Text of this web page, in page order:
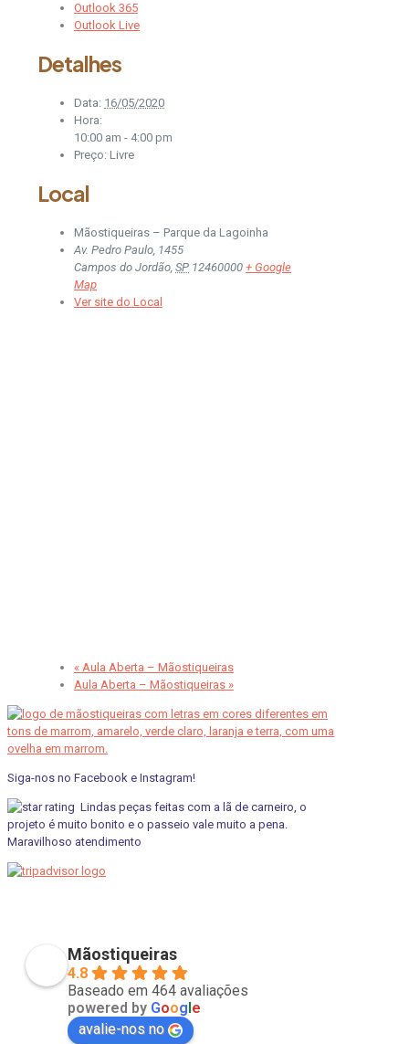
Outlook 365
Outlook Live
Detalhes
Data: 16/05/2020
Hora:
10:00 am - 4:00 pm
Preço: Livre
Local
Mãostiqueiras – Parque da Lagoinha
Av. Pedro Paulo, 1455
Campos do Jordão, SP 12460000 + Google
Map
Ver site do Local
« Aula Aberta – Mãostiqueiras
Aula Aberta – Mãostiqueiras »
Siga-nos no Facebook e Instagram!
Lindas peças feitas com a lã de carneiro, o
projeto é muito bonito e o passeio vale muito a pena.
Maravilhoso atendimento
Mãostiqueiras
4.8
Baseado em 464 avaliações
powered by Goog e
avalie-nos no